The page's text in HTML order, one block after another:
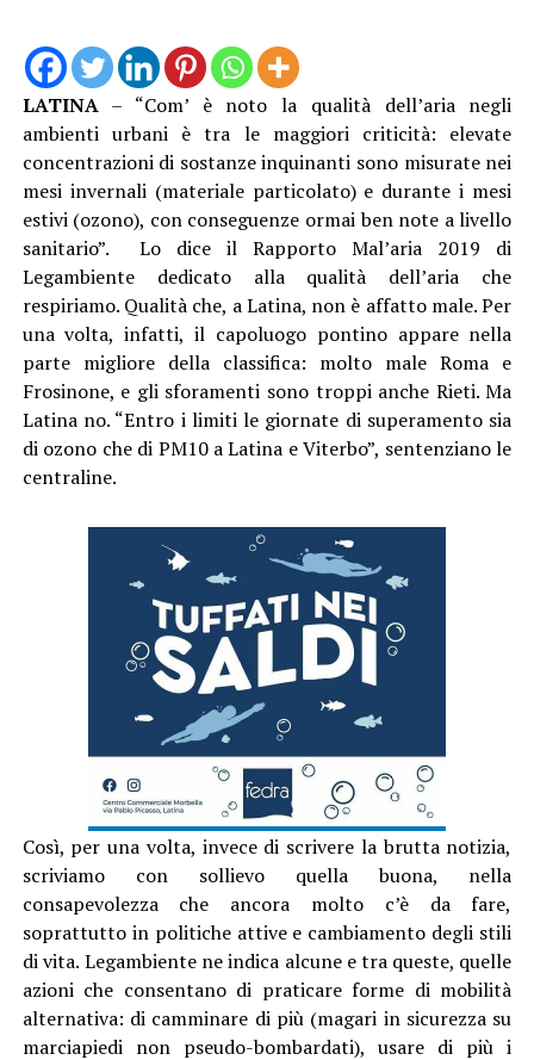
LATINA– “Com’ è noto la qualità dell’aria negli
ambienti urbani è tra le maggiori criticità: elevate
concentrazioni di sostanze inquinanti sono misurate nei
mesi invernali (materiale particolato) e durante i mesi
estivi (ozono), con conseguenze ormai ben note a livello
sanitario”. Lo dice il Rapporto Mal’aria 2019 di
Legambiente dedicato alla qualità dell’aria che
respiriamo. Qualità che, a Latina, non è affatto male. Per
una volta, infatti, il capoluogo pontino appare nella
parte migliore della classifica: molto male Roma e
Frosinone, e gli sforamenti sono troppi anche Rieti. Ma
Latina no. “Entro i limiti le giornate di superamento sia
di ozono che di PM10 a Latina e Viterbo”, sentenziano le
centraline.
Così, per una volta, invece di scrivere la brutta notizia,
scriviamo con sollievo quella buona, nella
consapevolezza che ancora molto c’è da fare,
soprattutto in politiche attive e cambiamento degli stili
di vita. Legambiente ne indica alcune e tra queste, quelle
azioni che consentano di praticare forme di mobilità
alternativa: di camminare di più (magari in sicurezza su
marciapiedi non pseudo-bombardati), usare di più i